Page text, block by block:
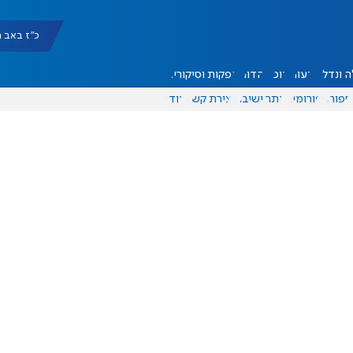
כ"ז באב
ונדל"ן דעות אוכל יהדות הפקות וסיקורים
ספורט פורומים אתר ישיבה יצירת קשר עוד